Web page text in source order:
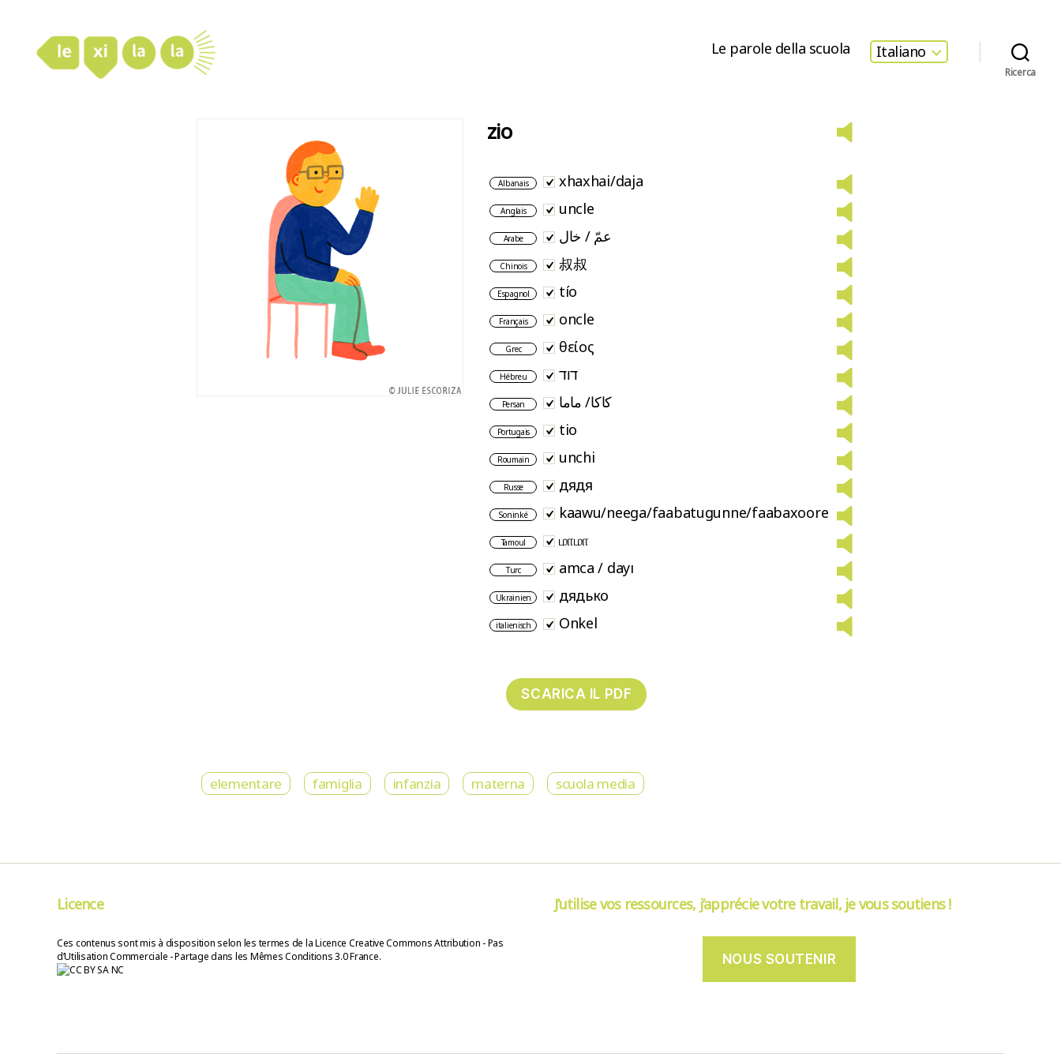
Le parole della scuola Italiano
Ricerca
zio
Albanais xhaxhai/daja
Anglais uncle
Arabe عمّ / خال
Chinois 叔叔
Espagnol tío
Français oncle
Grec θείος
Hébreu דוד
Persan کاکا/ ماما
Portugais tio
Roumain unchi
Russe дядя
Soninké kaawu/neega/faabatugunne/faabaxoore
Tamoul மாமா
Turc amca / dayı
Ukrainien дядько
italienisch Onkel
elementare famiglia infanzia materna scuola media
Licence
Ces contenus sont mis à disposition selon les termes de la Licence Creative Commons Attribution - Pas
d’Utilisation Commerciale - Partage dans les Mêmes Conditions 3.0 France.
J’utilise vos ressources, j’apprécie votre travail, je vous soutiens !
NOUS SOUTENIR